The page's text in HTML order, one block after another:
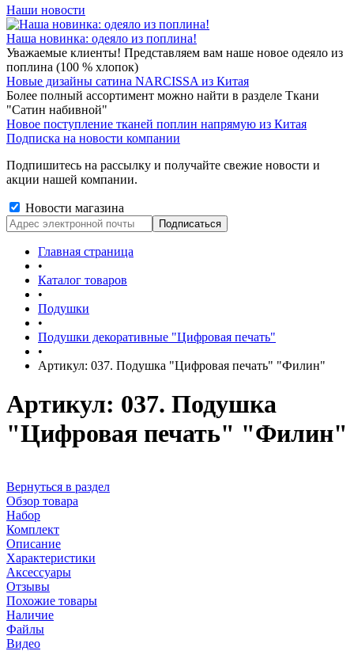
Наши новости
Наша новинка: одеяло из поплина!
Уважаемые клиенты! Представляем вам наше новое одеяло из
поплина (100 % хлопок)
Новые дизайны сатина NARCISSA из Китая
Более полный ассортимент можно найти в разделе Ткани
"Сатин набивной"
Новое поступление тканей поплин напрямую из Китая
Подписка на новости компании
Подпишитесь на рассылку и получайте свежие новости и
акции нашей компании.
Новости магазина
Главная страница
•
Каталог товаров
•
Подушки
•
Подушки декоративные "Цифровая печать"
•
Артикул: 037. Подушка "Цифровая печать" "Филин"
Артикул: 037. Подушка
"Цифровая печать" "Филин"
Вернуться в раздел
Обзор товара
Набор
Комплект
Описание
Характеристики
Аксессуары
Отзывы
Похожие товары
Наличие
Файлы
Видео